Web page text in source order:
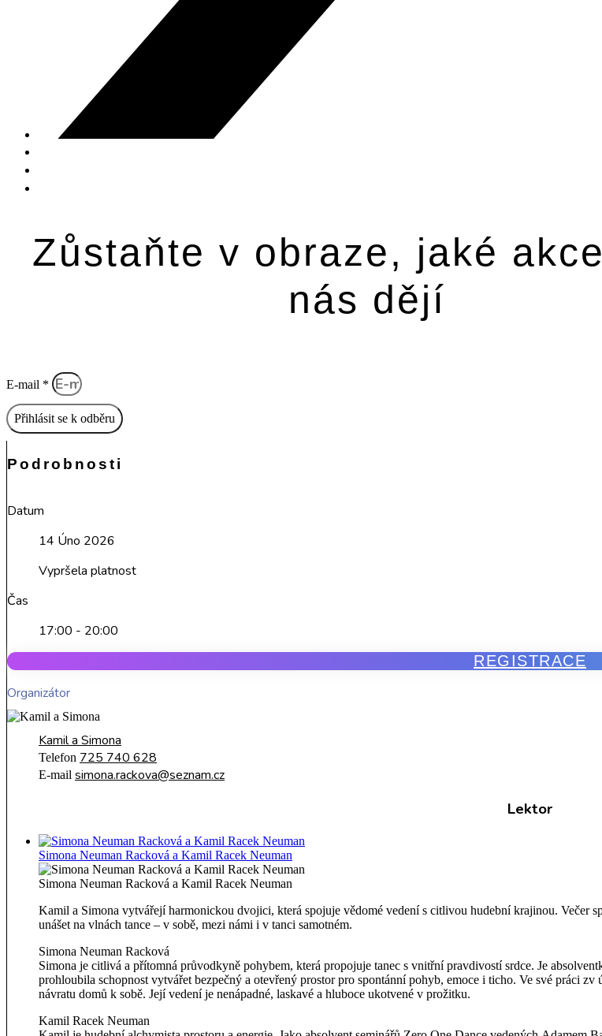
Zůstaňte v obraze, jaké
nás dějí
E-mail *
Přihlásit se k odběru
Podrobnosti
Datum
14 Úno 2026
Vypršela platnost
Čas
17:00 - 20:00
REGISTRACE
Organizátor
Kamil a Simona
Telefon 725 740 628
E-mail simona.rackova@seznam.cz
Lektor
Simona Neuman Racková a Kamil Racek Neuman
Simona Neuman Racková a Kamil Racek Neuman
Kamil a Simona vytvářejí harmonickou dvojici, která spojuje vědomé vedení s citlivou hudební krajinou. Večer
unášet na vlnách tance – v sobě, mezi námi i v tanci samotném.
Simona Neuman Racková
Simona je citlivá a přítomná průvodkyně pohybem, která propojuje tanec s vnitřní pravdivostí srdce. Je
prohloubila schopnost vytvářet bezpečný a otevřený prostor pro spontánní pohyb, emoce i ticho. Ve své práci
návratu domů k sobě. Její vedení je nenápadné, laskavé a hluboce ukotvené v prožitku.
Kamil Racek Neuman